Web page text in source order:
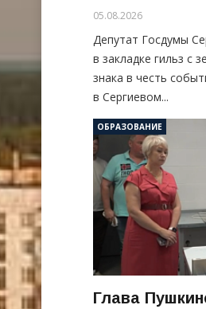
05.08.2026
Депутат Госдумы
в закладке гильз с
знака в честь
в Сергиевом...
ОБРАЗОВАНИЕ
Глава